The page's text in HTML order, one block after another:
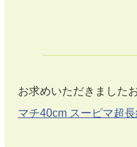
お求めいただきました
マチ40cm スーピマ超